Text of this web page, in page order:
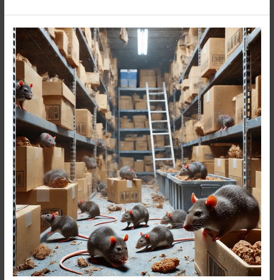
شركة
مكافحة
الفئران
فى
التجمع
الاول
01091560420/
الأقرب
اليك